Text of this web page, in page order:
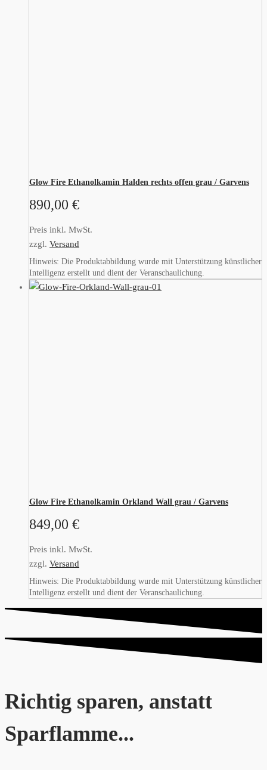
Glow Fire Ethanolkamin Halden rechts offen grau / Garvens
890,00 €
Preis inkl. MwSt.
zzgl. Versand
Hinweis: Die Produktabbildung wurde mit Unterstützung künstlicher
Intelligenz erstellt und dient der Veranschaulichung.
Glow Fire Ethanolkamin Orkland Wall grau / Garvens
849,00 €
Preis inkl. MwSt.
zzgl. Versand
Hinweis: Die Produktabbildung wurde mit Unterstützung künstlicher
Intelligenz erstellt und dient der Veranschaulichung.
Richtig sparen, anstatt
Sparflamme...